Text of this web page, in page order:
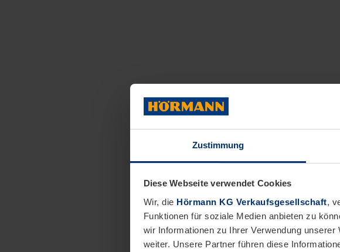
Zustimmung
Diese Webseite verwendet Cookies
Wir, die Hörmann KG Verkaufsgesellschaft,
Funktionen für soziale Medien anbieten zu
wir Informationen zu Ihrer Verwendung
weiter. Unsere Partner führen diese